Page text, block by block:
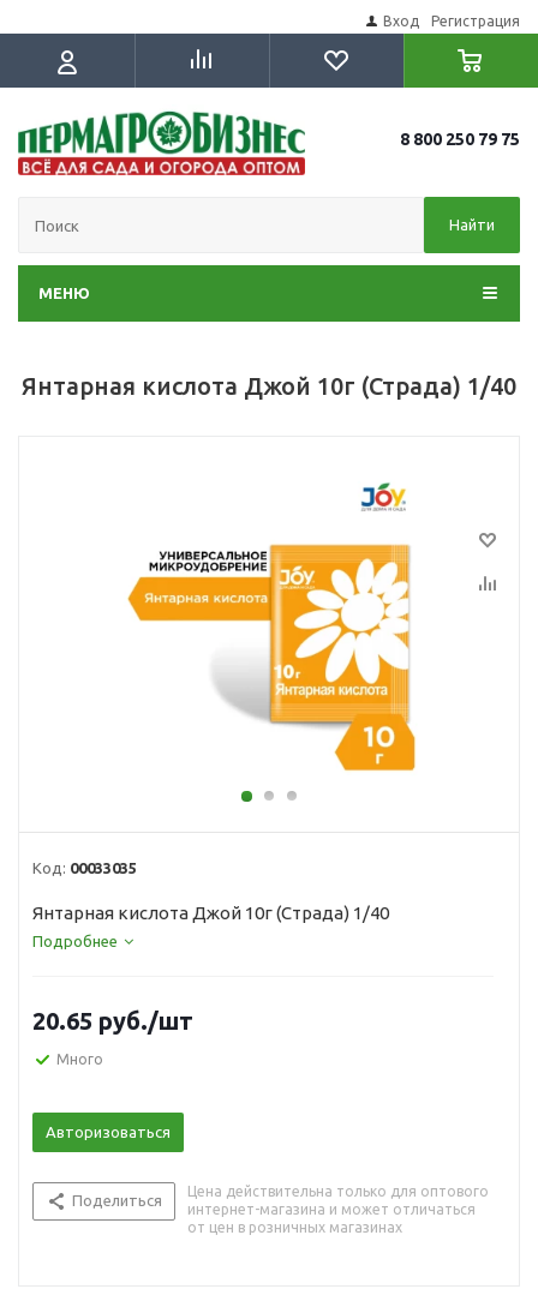
Вход Регистрация
8 800 250 79 75
Найти
МЕНЮ
Янтарная кислота Джой 10г (Страда) 1/40
Код: 00033035
Янтарная кислота Джой 10г (Страда) 1/40
Подробнее
20.65 руб./шт
Много
Авторизоваться
Поделиться
Цена действительна только для оптового
интернет-магазина и может отличаться
от цен в розничных магазинах